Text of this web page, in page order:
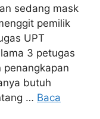
sedang mask
pemilik
UPT
3 petugas
penangkapan
butuh
… Baca